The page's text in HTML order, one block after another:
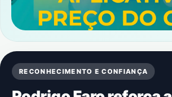
RECONHECIMENTO E CONFIANÇA